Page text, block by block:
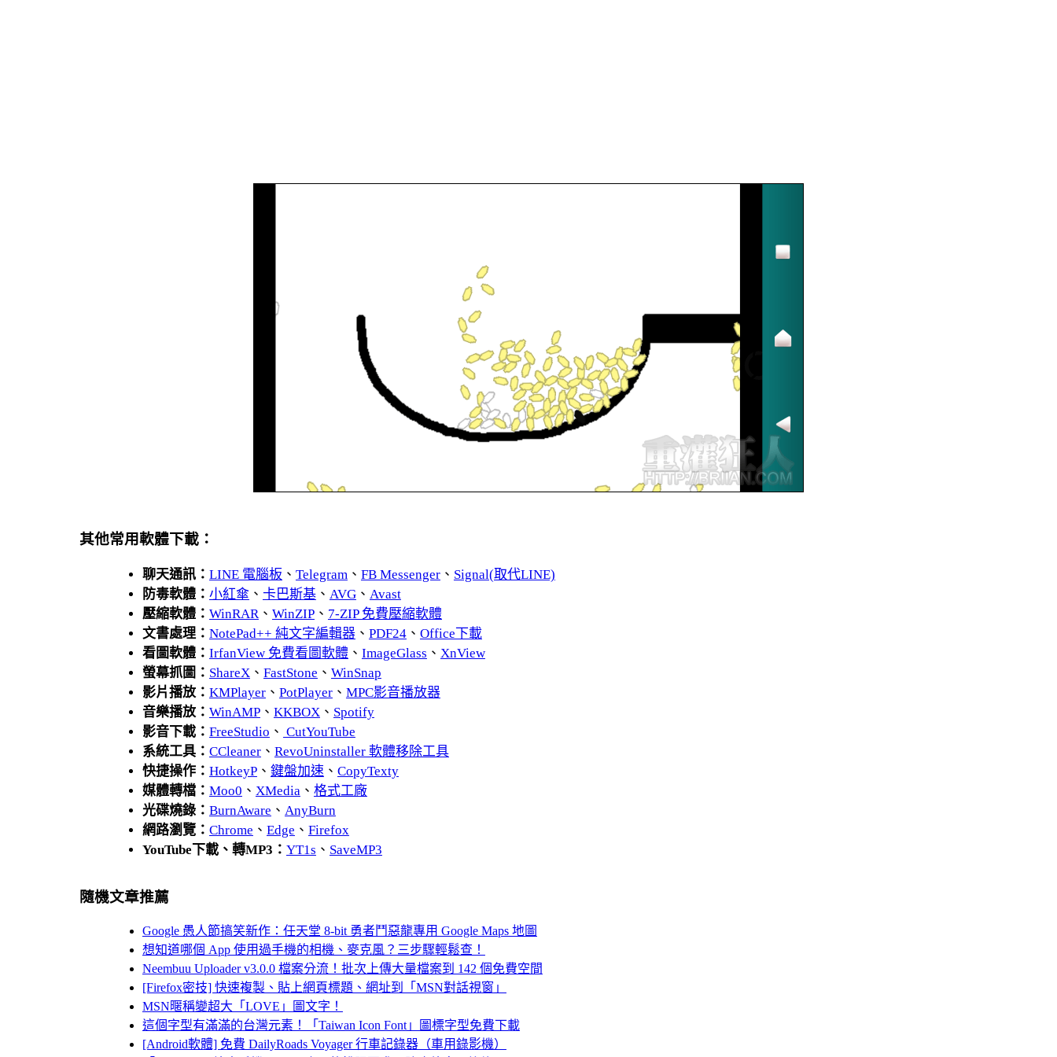
其他常用軟體下載：
聊天通訊： LINE 電腦板 、 Telegram、 FB Messenger、 Signal(取代LINE)
防毒軟體： 小紅傘 、 卡巴斯基、 AVG、 Avast
壓縮軟體： WinRAR、 WinZIP、 7-ZIP 免費壓縮軟體
文書處理： NotePad++ 純文字編輯器、 PDF24、 Office下載
看圖軟體： IrfanView 免費看圖軟體、 ImageGlass 、 XnView
螢幕抓圖： ShareX、 FastStone 、 WinSnap
影片播放： KMPlayer、 PotPlayer、 MPC影音播放器
音樂播放： WinAMP、 KKBOX、 Spotify
影音下載： FreeStudio 、 CutYouTube
系統工具： CCleaner、 RevoUninstaller 軟體移除工具
快捷操作： HotkeyP、 鍵盤加速、 CopyTexty
媒體轉檔： Moo0 、 XMedia、 格式工廠
光碟燒錄： BurnAware 、 AnyBurn
網路瀏覽： Chrome 、 Edge 、 Firefox
YouTube下載、轉MP3： YT1s 、 SaveMP3
隨機文章推薦
Google 愚人節搞笑新作：任天堂 8-bit 勇者鬥惡龍專用 Google Maps 地圖
想知道哪個 App 使用過手機的相機、麥克風？三步驟輕鬆查！
Neembuu Uploader v3.0.0 檔案分流！批次上傳大量檔案到 142 個免費空間
[Firefox密技] 快速複製、貼上網頁標題、網址到「MSN對話視窗」
MSN暱稱變超大「LOVE」圖文字！
這個字型有滿滿的台灣元素！「Taiwan Icon Font」圖標字型免費下載
[Android軟體] 免費 DailyRoads Voyager 行車記錄器（車用錄影機）